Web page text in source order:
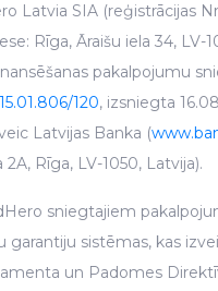
Latvia SIA (reģistrācijas
Rīga, Āraišu iela 34, LV-
pakalpojumu
120, izsniegta
Latvijas Banka (
2A, Rīga, LV-1050, Latvija).
sniegtajiem
garantiju sistēmas, kas
un Padomes